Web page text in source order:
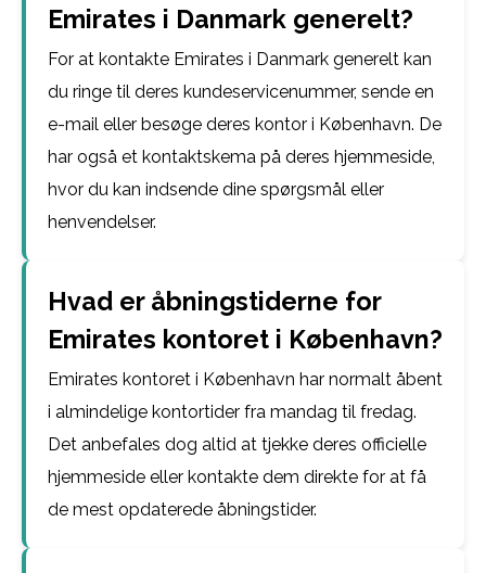
Emirates i Danmark generelt?
For at kontakte Emirates i Danmark generelt kan
du ringe til deres kundeservicenummer, sende en
e-mail eller besøge deres kontor i København. De
har også et kontaktskema på deres hjemmeside,
hvor du kan indsende dine spørgsmål eller
henvendelser.
Hvad er åbningstiderne for
Emirates kontoret i København?
Emirates kontoret i København har normalt åbent
i almindelige kontortider fra mandag til fredag.
Det anbefales dog altid at tjekke deres officielle
hjemmeside eller kontakte dem direkte for at få
de mest opdaterede åbningstider.